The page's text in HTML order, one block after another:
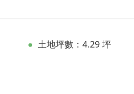
土地坪數：4.29 坪